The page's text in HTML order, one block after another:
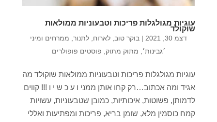
עוגיות מגולגלות פריכות וטבעוניות ממולאות
שוקולד
דצמ 30, 2021 | בוקר טוב, לארוח, לתנור, ממרחים ומיני
׳גבינות׳, מתוק מתוק, פוסטים פופולרים
עוגיות מגולגלות פריכות וטבעוניות ממולאות שוקולד מה
אגיד ומה אכתוב…רק קחו אותן ממני ו ע כ ש י ו !!! קווים
לדמותן, פשוטות, איכותיות, כמובן שטבעוניות, עשויות
קמח כוסמין מלא, שומן בריא, פריכות ומפתיעות ואללי